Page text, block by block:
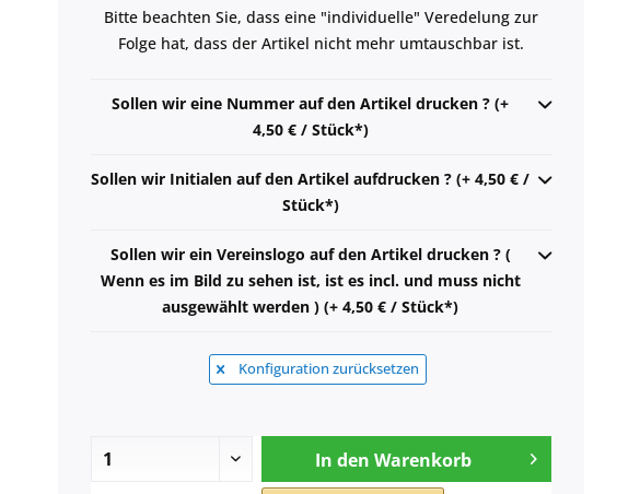
Bitte beachten Sie, dass eine "individuelle" Veredelung zur
Folge hat, dass der Artikel nicht mehr umtauschbar ist.
Sollen wir eine Nummer auf den Artikel drucken ? (+
4,50 € / Stück*)
Sollen wir Initialen auf den Artikel aufdrucken ? (+ 4,50 € /
Stück*)
Sollen wir ein Vereinslogo auf den Artikel drucken ? (
Wenn es im Bild zu sehen ist, ist es incl. und muss nicht
ausgewählt werden ) (+ 4,50 € / Stück*)
Konfiguration zurücksetzen
In den Warenkorb